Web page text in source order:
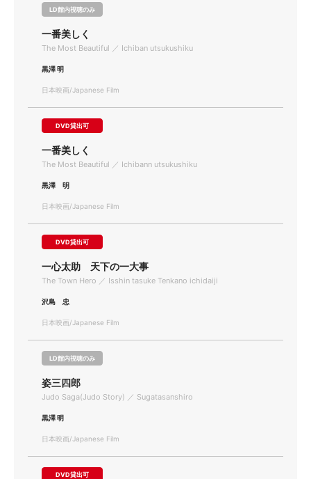
LD館内視聴のみ
一番美しく
The Most Beautiful ／ Ichiban utsukushiku
黒澤 明
日本映画/Japanese Film
DVD貸出可
一番美しく
The Most Beautiful ／ Ichibann utsukushiku
黒澤 明
日本映画/Japanese Film
DVD貸出可
一心太助 天下の一大事
The Town Hero ／ Isshin tasuke Tenkano ichidaiji
沢島 忠
日本映画/Japanese Film
LD館内視聴のみ
姿三四郎
Judo Saga(Judo Story) ／ Sugatasanshiro
黒澤 明
日本映画/Japanese Film
DVD貸出可